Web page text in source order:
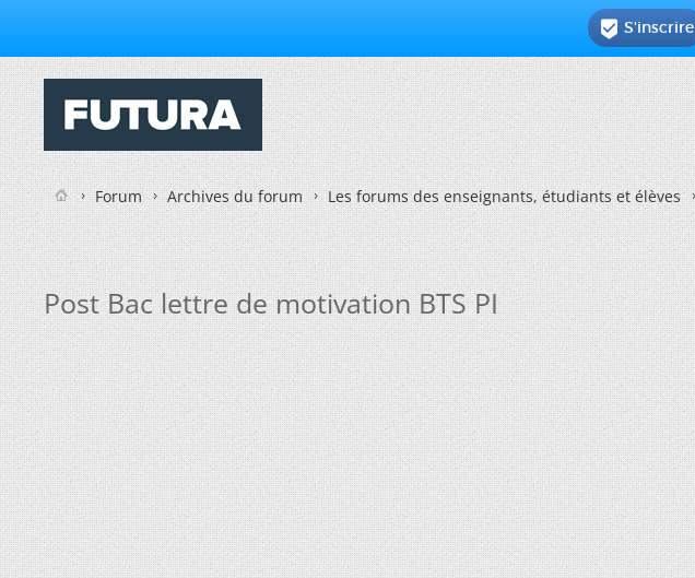
 S'inscrire
Forum Archives du forum Les forums des enseignants, étudiants et élèves
Post Bac lettre de motivation BTS PI